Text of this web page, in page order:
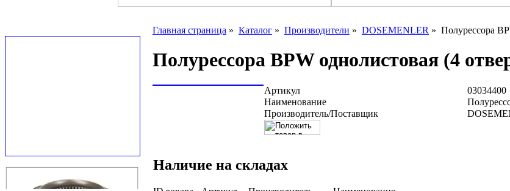
Главная страница » Каталог » Производители » DOSEMENLER » Полурессора
Полурессора BPW однолистовая (4
Артикул
03034400
Наименование
Производитель/Поставщик
Наличие на складах